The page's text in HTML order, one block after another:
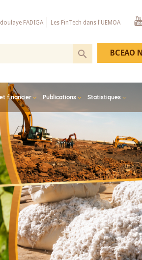
FADIGA Les FinTech dans l'UEMOA
financier Publications Statistiques
BCEAO